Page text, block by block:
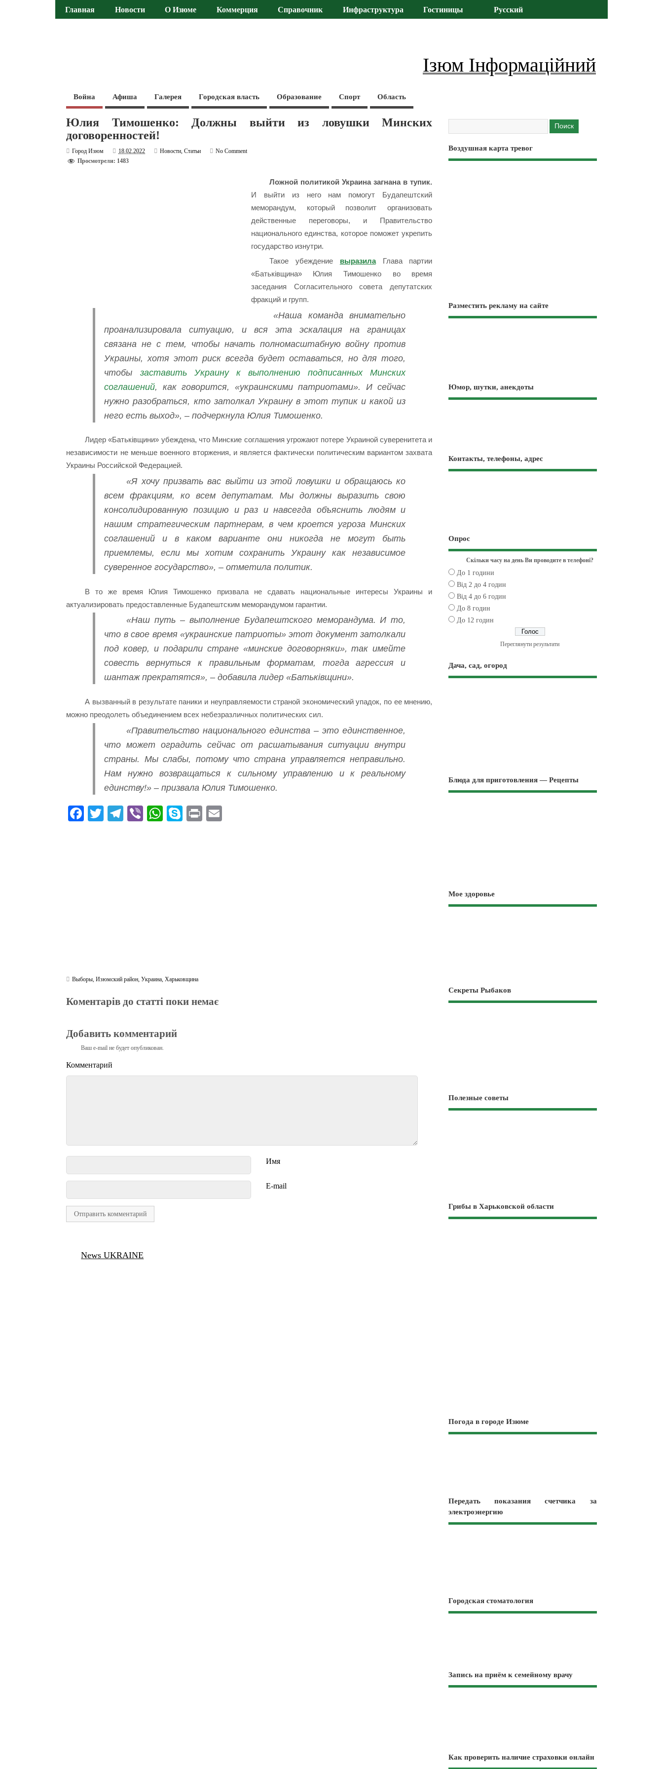
Главная Новости О Изюме Коммерция Справочник Инфраструктура Гостиницы Русский
Ізюм Інформаційний
Война Афиша Галерея Городская власть Образование Спорт Область
Юлия Тимошенко: Должны выйти из ловушки Минских
договоренностей!
Город Изюм 18.02.2022 Новости,Статьи
No Comment
Просмотрели: 1483
Ложной политикой Украина загнана в тупик.
И выйти из него нам помогут Будапештский
меморандум, который позволит организовать
действенные переговоры, и Правительство
национального единства, которое поможет укрепить
государство изнутри.
Такое убеждение выразилаГлава партии
«Батьківщина» Юлия Тимошенко во время
заседания Согласительного совета депутатских
фракций и групп.
«Наша команда внимательно
проанализировала ситуацию, и вся эта эскалация на границах
связана не с тем, чтобы начать полномасштабную войну против
Украины, хотя этот риск всегда будет оставаться, но для того,
чтобы заставить Украину к выполнению подписанных Минских
соглашений, как говорится, «украинскими патриотами». И сейчас
нужно разобраться, кто затолкал Украину в этот тупик и какой из
него есть выход», – подчеркнула Юлия Тимошенко.
Лидер «Батьківщини» убеждена, что Минские соглашения угрожают потере Украиной суверенитета и
независимости не меньше военного вторжения, и является фактически политическим вариантом захвата
Украины Российской Федерацией.
«Я хочу призвать вас выйти из этой ловушки и обращаюсь ко
всем фракциям, ко всем депутатам. Мы должны выразить свою
консолидированную позицию и раз и навсегда объяснить людям и
нашим стратегическим партнерам, в чем кроется угроза Минских
соглашений и в каком варианте они никогда не могут быть
приемлемы, если мы хотим сохранить Украину как независимое
суверенное государство», – отметила политик.
В то же время Юлия Тимошенко призвала не сдавать национальные интересы Украины и
актуализировать предоставленные Будапештским меморандумом гарантии.
«Наш путь – выполнение Будапештского меморандума. И то,
что в свое время «украинские патриоты» этот документ затолкали
под ковер, и подарили стране «минские договорняки», так имейте
совесть вернуться к правильным форматам, тогда агрессия и
шантаж прекратятся», – добавила лидер «Батьківщини».
А вызванный в результате паники и неуправляемости страной экономический упадок, по ее мнению,
можно преодолеть объединением всех небезразличных политических сил.
«Правительство национального единства – это единственное,
что может оградить сейчас от расшатывания ситуации внутри
страны. Мы слабы, потому что страна управляется неправильно.
Нам нужно возвращаться к сильному управлению и к реальному
единству!» – призвала Юлия Тимошенко.
Fa T
Te Vi
W
S
Pr
Выборы,Изюмский район,Украина,Харьковщина
Коментарів до статті поки немає
Добавить комментарий
Ваш e-mail не будет опубликован.
Комментарий
Имя
E-mail
News UKRAINE
Воздушная карта тревог
Разместить рекламу на сайте
Юмор, шутки, анекдоты
Контакты, телефоны, адрес
Опрос
Скільки часу на день Ви проводите в телефоні?
До 1 години
Від 2 до 4 годин
Від 4 до 6 годин
До 8 годин
До 12 годин
Переглянути результати
Дача, сад, огород
Блюда для приготовления — Рецепты
Мое здоровье
Секреты Рыбаков
Полезные советы
Грибы в Харьковской области
Погода в городе Изюме
Передать показания счетчика за
электроэнергию
Городская стоматология
Запись на приём к семейному врачу
Как проверить наличие страховки онлайн